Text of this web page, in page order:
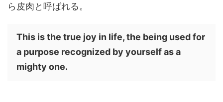
ら皮肉と呼ばれる。
This is the true joy in life, the being used for
a purpose recognized by yourself as a
mighty one.